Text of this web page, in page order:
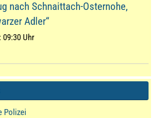
nach Schnaittach-Osternohe,
Adler“
09:30 Uhr
Polizei